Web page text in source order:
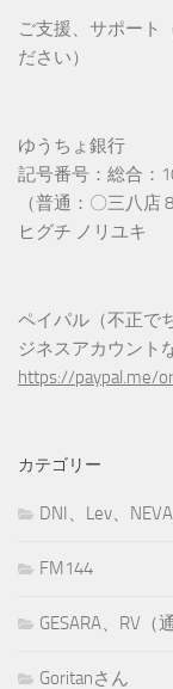
ご支援、サポート
ださい）
ゆうちょ銀行
記号番号：総合：
（普通：〇三八店
ヒグチ ノリユキ
ペイパル（不正で
ジネスアカウント
https://paypal.me/
カテゴリー
DNI、Lev、
FM144
GESARA、RV（
Goritanさん